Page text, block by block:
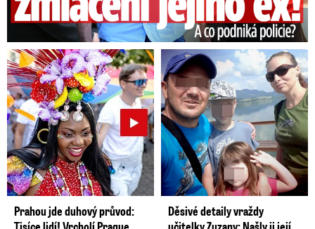
Prahou jde duhový průvod:
Děsivé detaily vraždy